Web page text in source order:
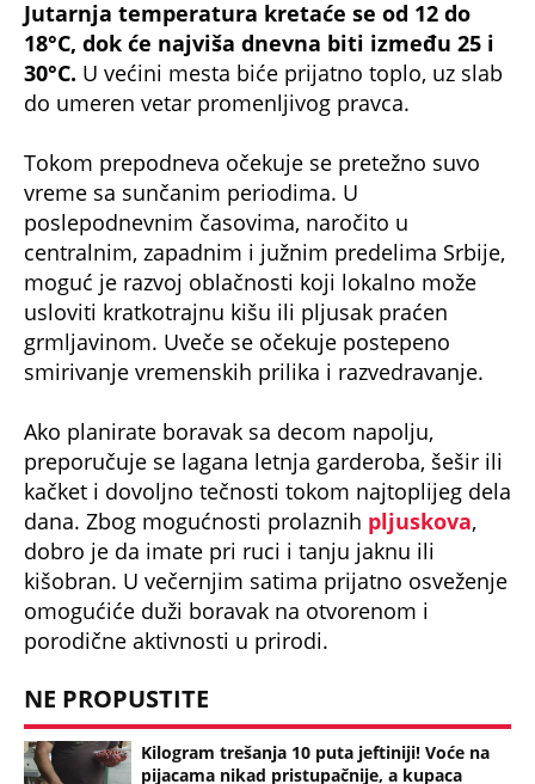
18°C, dok će najviša dnevna biti između 25 i
30°C. U većini mesta biće prijatno toplo, uz slab
do umeren vetar promenljivog pravca.
vreme sa sunčanim periodima. U
poslepodnevnim časovima, naročito u
centralnim, zapadnim i južnim predelima Srbije,
moguć je razvoj oblačnosti koji lokalno može
usloviti kratkotrajnu kišu ili pljusak praćen
grmljavinom. Uveče se očekuje postepeno
smirivanje vremenskih prilika i razvedravanje.
preporučuje se lagana letnja garderoba, šešir ili
kačket i dovoljno tečnosti tokom najtoplijeg dela
dana. Zbog mogućnosti prolaznihpljuskova,
dobro je da imate pri ruci i tanju jaknu ili
kišobran. U večernjim satima prijatno osveženje
omogućiće duži boravak na otvorenom i
porodične aktivnosti u prirodi.
Kilogram trešanja 10 puta jeftiniji! Voće na
pijacama nikad pristupačnije, a kupaca
nema